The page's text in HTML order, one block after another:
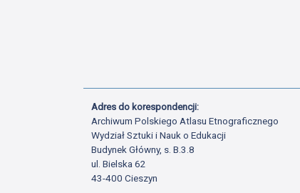
Adres do korespondencji:
Archiwum Polskiego Atlasu Etnograficznego
Wydział Sztuki i Nauk o Edukacji
Budynek Główny, s. B.3.8
ul. Bielska 62
43-400 Cieszyn